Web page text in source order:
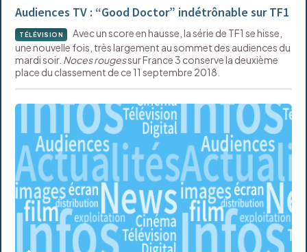
Audiences TV : “Good Doctor” indétrônable sur TF1
TÉLÉVISION
Avec un score en hausse, la série de TF1 se hisse,
une nouvelle fois, très largement au sommet des audiences du
mardi soir. Noces rougessur France 3 conserve la deuxième
place du classement de ce 11 septembre 2018.